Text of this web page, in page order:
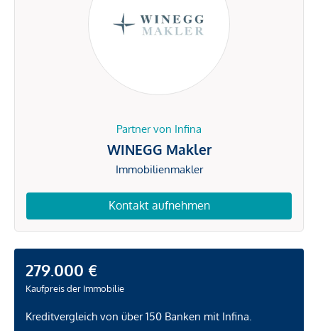
Partner von Infina
WINEGG Makler
Immobilienmakler
Kontakt aufnehmen
279.000 €
Kaufpreis der Immobilie
Kreditvergleich von über 150 Banken mit Infina.